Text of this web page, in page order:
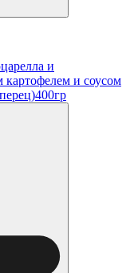
и
и соусом